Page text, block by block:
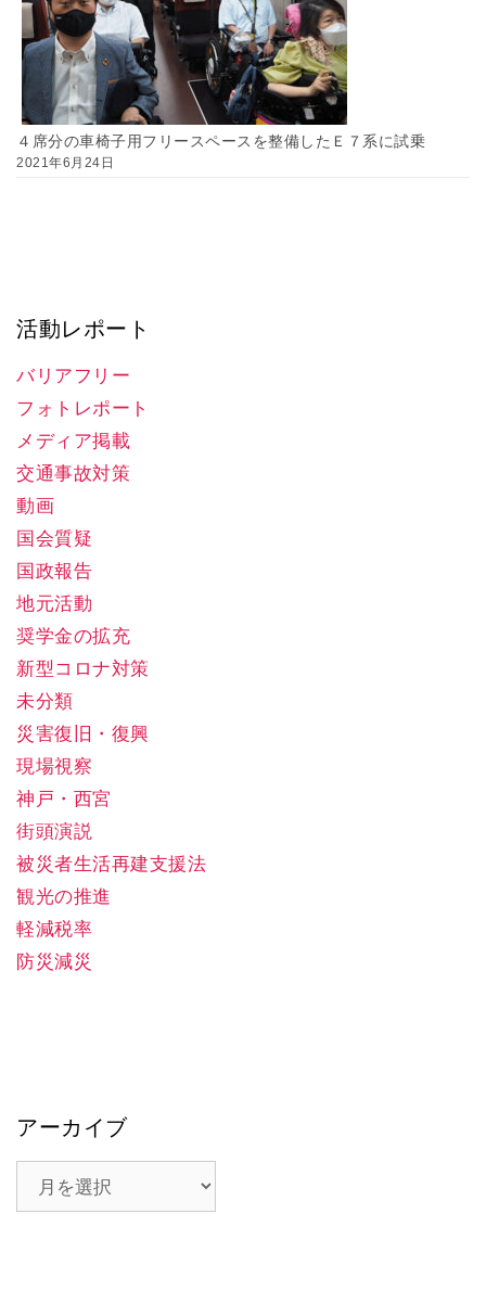
４席分の車椅子用フリースペースを整備したＥ７系に試乗
2021年6月24日
活動レポート
バリアフリー
フォトレポート
メディア掲載
交通事故対策
動画
国会質疑
国政報告
地元活動
奨学金の拡充
新型コロナ対策
未分類
災害復旧・復興
現場視察
神戸・西宮
街頭演説
被災者生活再建支援法
観光の推進
軽減税率
防災減災
アーカイブ